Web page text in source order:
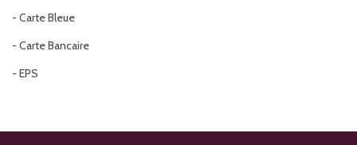
- Carte Bleue
- Carte Bancaire
- EPS